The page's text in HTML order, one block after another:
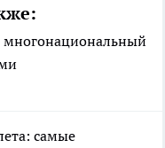
многонациональный
самые